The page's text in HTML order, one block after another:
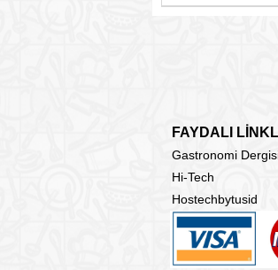
FAYDALI
Gastronomi
Hi-Tech
Hostechbytusid